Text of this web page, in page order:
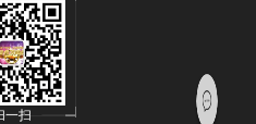
一扫